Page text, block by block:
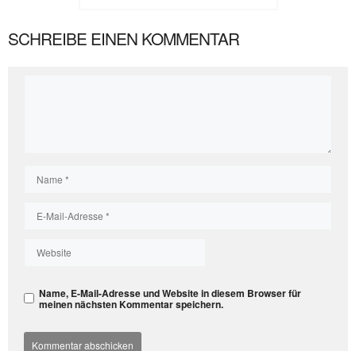
SCHREIBE EINEN KOMMENTAR
Name
Website
Name, E-Mail-Adresse und Website in diesem Browser für
meinen nächsten Kommentar speichern.